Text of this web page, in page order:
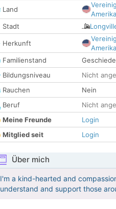
Land
Amerika
Stadt
Herkunft
Amerika
Familienstand
Bildungsniveau
Nicht
Rauchen
Nein
Beruf
Nicht
Meine Freunde
Login
Mitglied seit
Login
Über mich
I'm a kind-hearted and
understand and support those